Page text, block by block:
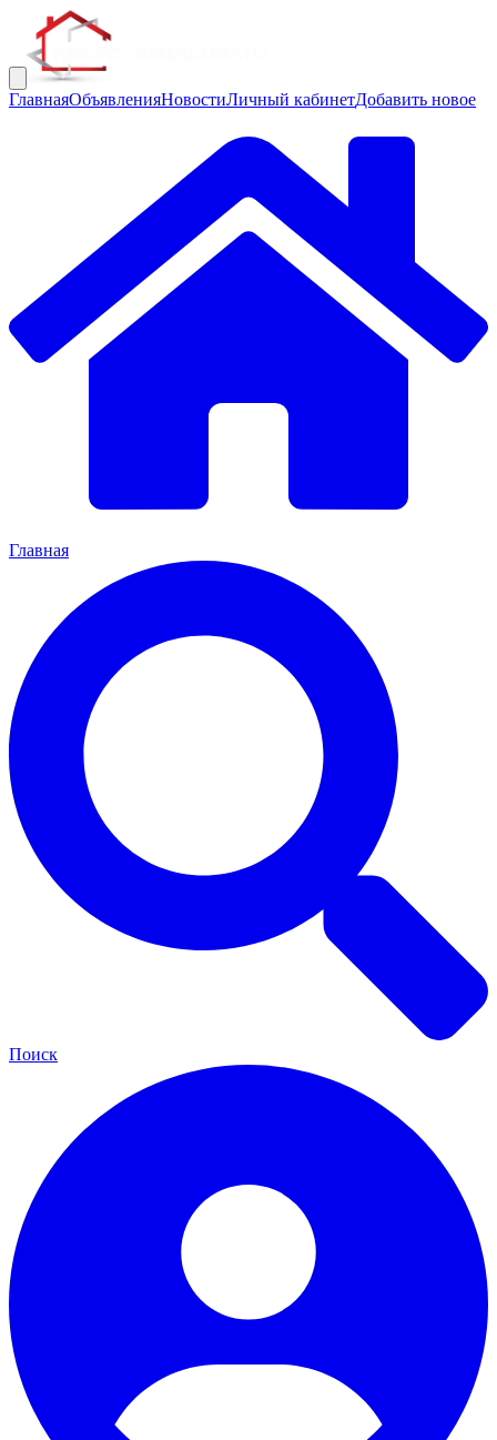
ГлавнаяОбъявленияНовостиЛичный кабинетДобавить новое
Главная
Поиск